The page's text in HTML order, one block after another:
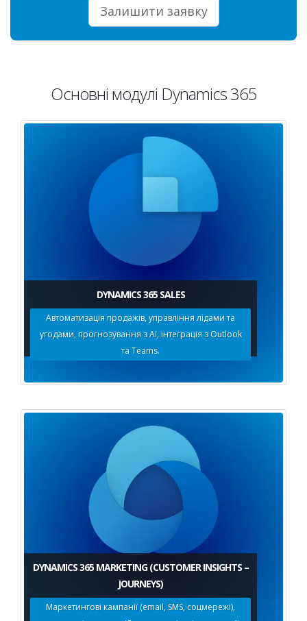
Залишити заявку
Основні модулі Dynamics 365
DYNAMICS 365 SALES
Автоматизація продажів, управління лідами та
угодами, прогнозування з AI, інтеграція з Outlook
та Teams.
DYNAMICS 365 MARKETING (CUSTOMER INSIGHTS –
JOURNEYS)
Маркетингові кампанії (email, SMS, соцмережі),